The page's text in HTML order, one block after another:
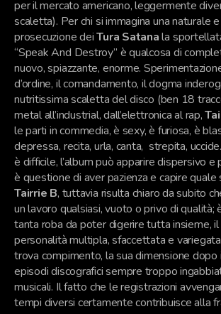
per il mercato americano, leggermente
scaletta). Per chi si immagina una naturale
prosecuzione deiTura Satanala
“Speak And Destroy” è qualcosa di
nuovo, spiazzante, enorme.
d’ordine, il comandamento, il dogma
nutritissima scaletta del disco (ben 18
metal all’industrial, dall’elettronica al rap,
le parti in commedia, è sexy, è furiosa, è
depressa, recita, urla, canta, strepita,
è difficile, l’album può apparire dispersivo e
è questione di aver pazienza e capire quale
Tairrie B, tuttavia risulta chiaro da subito
un lavoro qualsiasi, vuoto o privo di qualità;
tanta roba da poter digerire tutta insieme, il
personalità multipla, sfaccettata e
trova compimento, la sua dimensione dopo
episodi discografici sempre troppo
musicali. Il fatto che le registrazioni
tempi diversi certamente contribuisce alla